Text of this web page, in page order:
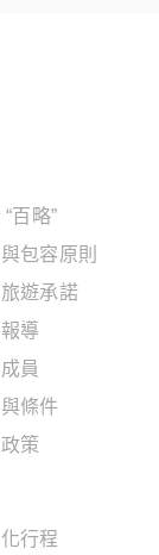
百略”
包容原則
遊承諾
導
員
條件
策
行程